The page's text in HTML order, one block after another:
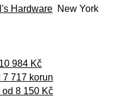
Hardware New York
984 Kč
7 717 korun
od 8 150 Kč